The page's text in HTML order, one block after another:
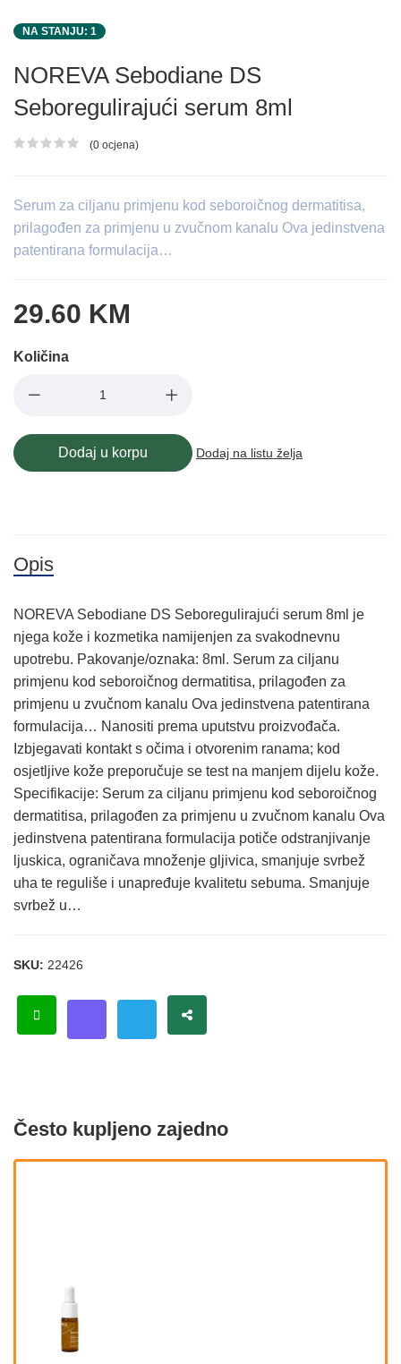
NA STANJU: 1
NOREVA Sebodiane DS
Seboregulirajući serum 8ml
Ocjena proizvoda
(0 ocjena)
Serum za ciljanu primjenu kod seboroičnog dermatitisa,
prilagođen za primjenu u zvučnom kanalu Ova jedinstvena
patentirana formulacija…
29.60 KM
Količina
Dodaj u korpu Dodaj na listu želja
Opis
NOREVA Sebodiane DS Seboregulirajući serum 8ml je
njega kože i kozmetika namijenjen za svakodnevnu
upotrebu. Pakovanje/oznaka: 8ml. Serum za ciljanu
primjenu kod seboroičnog dermatitisa, prilagođen za
primjenu u zvučnom kanalu Ova jedinstvena patentirana
formulacija… Nanositi prema uputstvu proizvođača.
Izbjegavati kontakt s očima i otvorenim ranama; kod
osjetljive kože preporučuje se test na manjem dijelu kože.
Specifikacije: Serum za ciljanu primjenu kod seboroičnog
dermatitisa, prilagođen za primjenu u zvučnom kanalu Ova
jedinstvena patentirana formulacija potiče odstranjivanje
ljuskica, ograničava množenje gljivica, smanjuje svrbež
uha te reguliše i unapređuje kvalitetu sebuma. Smanjuje
svrbež u…
SKU: 22426
Često kupljeno zajedno